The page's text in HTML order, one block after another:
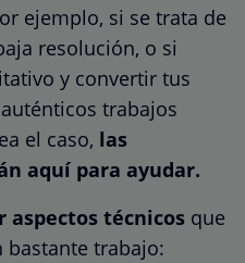
ejemplo, si se trata de
resolución, o si
y convertir tus
trabajos
el caso, las
aquí para ayudar.
aspectos técnicos que
trabajo: